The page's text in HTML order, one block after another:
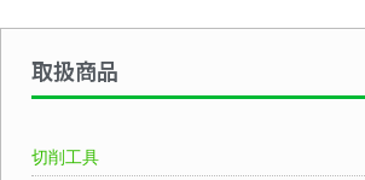
取扱商品
切削工具